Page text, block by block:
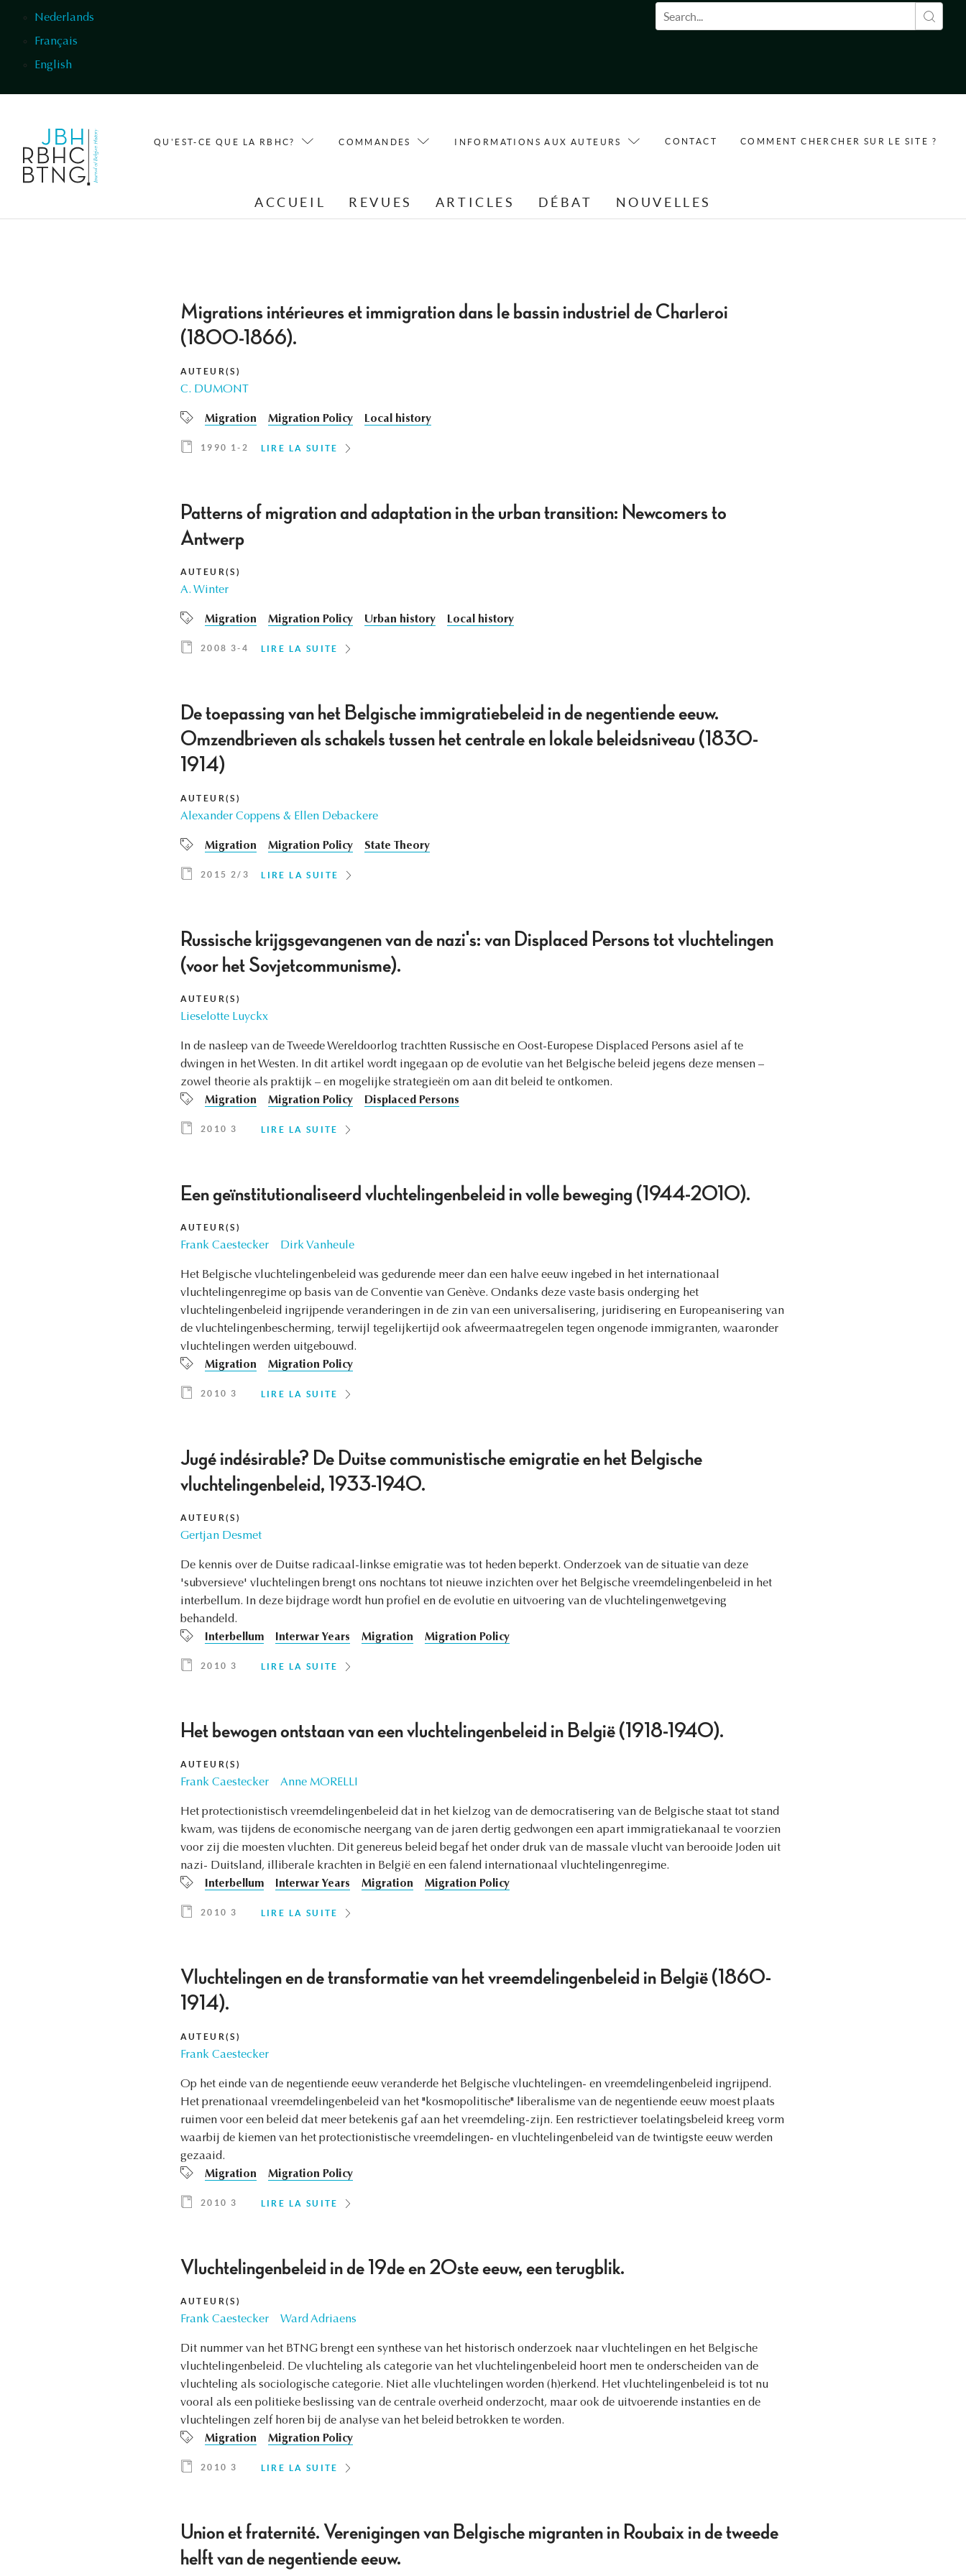
Nederlands
Français
English
Formulaire de recherche
QU'EST-CE QUE LA RBHC? COMMANDES INFORMATIONS AUX AUTEURS CONTACT COMMENT CHERCHER SUR LE SITE ?
ACCUEIL REVUES ARTICLES DÉBAT NOUVELLES
Migrations intérieures et immigration dans le bassin industriel de Charleroi
(1800-1866).
AUTEUR(S)
C. DUMONT
Migration Migration Policy Local history
1990 1-2 LIRE LA SUITE
Patterns of migration and adaptation in the urban transition: Newcomers to
Antwerp
AUTEUR(S)
A. Winter
Migration Migration Policy Urban history Local history
2008 3-4 LIRE LA SUITE
De toepassing van het Belgische immigratiebeleid in de negentiende eeuw.
Omzendbrieven als schakels tussen het centrale en lokale beleidsniveau (1830-
1914)
AUTEUR(S)
Alexander Coppens & Ellen Debackere
Migration Migration Policy State Theory
2015 2/3 LIRE LA SUITE
Russische krijgsgevangenen van de nazi's: van Displaced Persons tot vluchtelingen
(voor het Sovjetcommunisme).
AUTEUR(S)
Lieselotte Luyckx
In de nasleep van de Tweede Wereldoorlog trachtten Russische en Oost-Europese Displaced Persons asiel af te
dwingen in het Westen. In dit artikel wordt ingegaan op de evolutie van het Belgische beleid jegens deze mensen –
zowel theorie als praktijk – en mogelijke strategieën om aan dit beleid te ontkomen.
Migration
Migration Policy Displaced Persons
2010 3 LIRE LA SUITE
Een geïnstitutionaliseerd vluchtelingenbeleid in volle beweging (1944-2010).
AUTEUR(S)
Frank Caestecker Dirk Vanheule
Het Belgische vluchtelingenbeleid was gedurende meer dan een halve eeuw ingebed in het internationaal
vluchtelingenregime op basis van de Conventie van Genève. Ondanks deze vaste basis onderging het
vluchtelingenbeleid ingrijpende veranderingen in de zin van een universalisering, juridisering en Europeanisering van
de vluchtelingenbescherming, terwijl tegelijkertijd ook afweermaatregelen tegen ongenode immigranten, waaronder
vluchtelingen werden uitgebouwd.
Migration
Migration Policy
2010 3 LIRE LA SUITE
Jugé indésirable? De Duitse communistische emigratie en het Belgische
vluchtelingenbeleid, 1933-1940.
AUTEUR(S)
Gertjan Desmet
De kennis over de Duitse radicaal-linkse emigratie was tot heden beperkt. Onderzoek van de situatie van deze
'subversieve' vluchtelingen brengt ons nochtans tot nieuwe inzichten over het Belgische vreemdelingenbeleid in het
interbellum. In deze bijdrage wordt hun profiel en de evolutie en uitvoering van de vluchtelingenwetgeving
behandeld.
Interbellum
Interwar Years Migration Migration Policy
2010 3 LIRE LA SUITE
Het bewogen ontstaan van een vluchtelingenbeleid in België (1918-1940).
AUTEUR(S)
Frank Caestecker Anne MORELLI
Het protectionistisch vreemdelingenbeleid dat in het kielzog van de democratisering van de Belgische staat tot stand
kwam, was tijdens de economische neergang van de jaren dertig gedwongen een apart immigratiekanaal te voorzien
voor zij die moesten vluchten. Dit genereus beleid begaf het onder druk van de massale vlucht van berooide Joden uit
nazi- Duitsland, illiberale krachten in België en een falend internationaal vluchtelingenregime.
Interbellum
Interwar Years Migration Migration Policy
2010 3 LIRE LA SUITE
Vluchtelingen en de transformatie van het vreemdelingenbeleid in België (1860-
1914).
AUTEUR(S)
Frank Caestecker
Op het einde van de negentiende eeuw veranderde het Belgische vluchtelingen- en vreemdelingenbeleid ingrijpend.
Het prenationaal vreemdelingenbeleid van het "kosmopolitische" liberalisme van de negentiende eeuw moest plaats
ruimen voor een beleid dat meer betekenis gaf aan het vreemdeling-zijn. Een restrictiever toelatingsbeleid kreeg vorm
waarbij de kiemen van het protectionistische vreemdelingen- en vluchtelingenbeleid van de twintigste eeuw werden
gezaaid.
Migration
Migration Policy
2010 3 LIRE LA SUITE
Vluchtelingenbeleid in de 19de en 20ste eeuw, een terugblik.
AUTEUR(S)
Frank Caestecker Ward Adriaens
Dit nummer van het BTNG brengt een synthese van het historisch onderzoek naar vluchtelingen en het Belgische
vluchtelingenbeleid. De vluchteling als categorie van het vluchtelingenbeleid hoort men te onderscheiden van de
vluchteling als sociologische categorie. Niet alle vluchtelingen worden (h)erkend. Het vluchtelingenbeleid is tot nu
vooral als een politieke beslissing van de centrale overheid onderzocht, maar ook de uitvoerende instanties en de
vluchtelingen zelf horen bij de analyse van het beleid betrokken te worden.
Migration
Migration Policy
2010 3 LIRE LA SUITE
Union et fraternité. Verenigingen van Belgische migranten in Roubaix in de tweede
helft van de negentiende eeuw.